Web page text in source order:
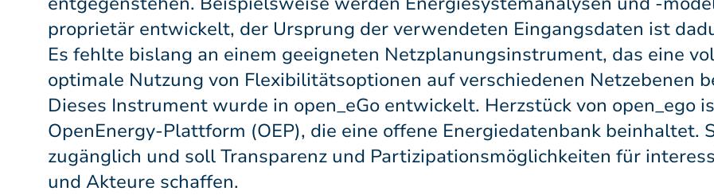
proprietär entwickelt, der Ursprung der verwendeten Eingangsdaten ist
Es fehlte bislang an einem geeigneten Netzplanungsinstrument, das eine
optimale Nutzung von Flexibilitätsoptionen auf verschiedenen Netzebenen
Dieses Instrument wurde in open_eGo entwickelt. Herzstück von open_ego
OpenEnergy-Plattform (OEP), die eine offene Energiedatenbank beinhaltet.
zugänglich und soll Transparenz und Partizipationsmöglichkeiten für
und Akteure schaffen.